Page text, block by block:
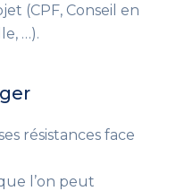
(CPF, Conseil en
…).
résistances face
l’on peut